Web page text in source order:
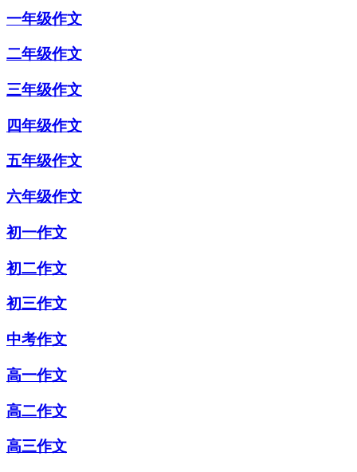
一年级作文
二年级作文
三年级作文
四年级作文
五年级作文
六年级作文
初一作文
初二作文
初三作文
中考作文
高一作文
高二作文
高三作文